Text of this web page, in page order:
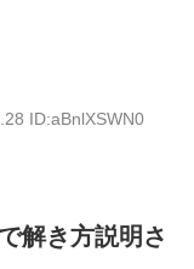
ID:aBnlXSWN0
解き方説明さ